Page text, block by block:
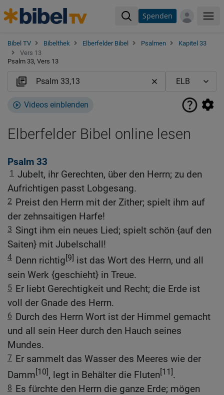
Spenden
Bibel TV Bibelthek Elberfelder Bibel Psalmen
Kapitel 33
Vers 13
Psalm 33, Vers 13
Videos einblenden
Elberfelder Bibel online lesen
Psalm 33
1 Jubelt, ihr Gerechten, über den Herrn; zu den
Aufrichtigen passt Lobgesang.
2 Preist den Herrn mit der Zither; spielt ihm auf
der zehnsaitigen Harfe!
3 Singt ihm ein neues Lied; spielt schön {auf den
Saiten} mit Jubelschall!
4 Denn richtig[9] ist das Wort des Herrn, und all
sein Werk {geschieht} in Treue.
5 Er liebt Gerechtigkeit und Recht; die Erde ist
voll der Gnade des Herrn.
6 Durch des Herrn Wort ist der Himmel gemacht
und all sein Heer durch den Hauch seines
Mundes.
7 Er sammelt das Wasser des Meeres wie der
Damm[10], legt in Behälter die Fluten[11].
8 Es fürchte den Herrn die ganze Erde; mögen